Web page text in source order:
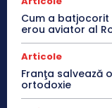
Cum a
erou aviator al
Articole
Franţa salvează
ortodoxie